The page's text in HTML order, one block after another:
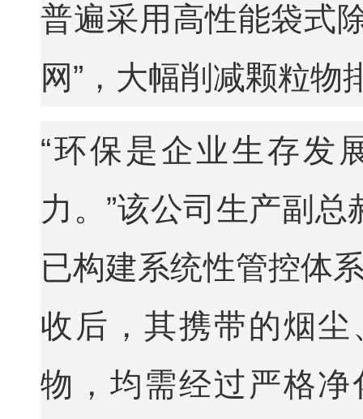
普遍采用高性能袋式
网”，大幅削减颗粒物
“环保是企业生存发
力。”该公司生产副
已构建系统性管控体
收后，其携带的烟
物，均需经过严格